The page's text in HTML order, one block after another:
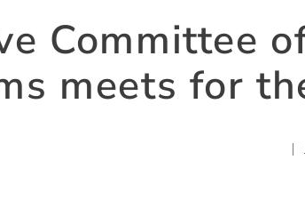
Committee
meets for